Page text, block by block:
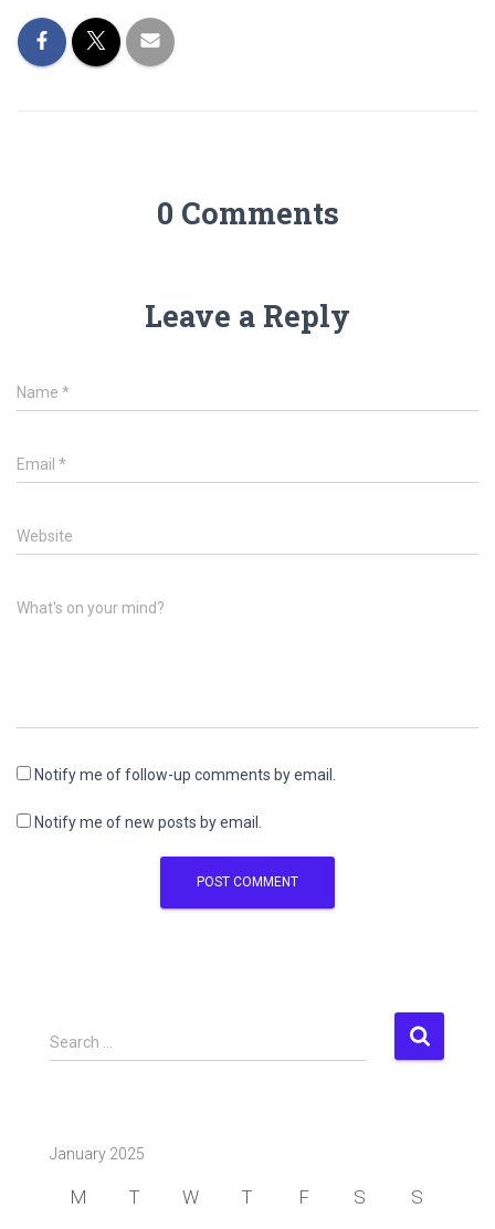
0 Comments
Leave a Reply
Name *
Email *
Website
What's on your mind?
Notify me of follow-up comments by email.
Notify me of new posts by email.
S
e
h
Search …
January 2025
M T W T F S S